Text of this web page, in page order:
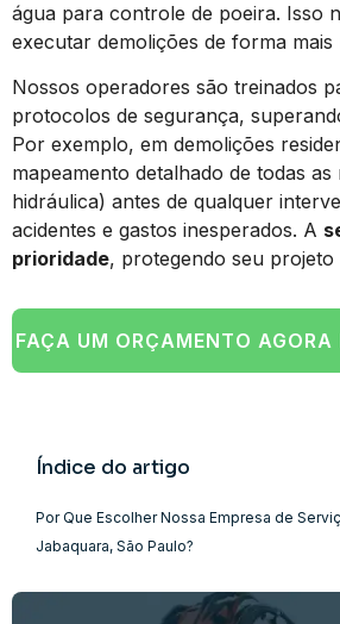
água para controle de poeira. Isso
executar demolições de forma mais
Nossos operadores são treinados
protocolos de segurança,
Por exemplo, em demolições
mapeamento detalhado de todas as
hidráulica) antes de qualquer
acidentes e gastos inesperados. A
prioridade, protegendo seu projeto
FAÇA UM ORÇAMENTO AGORA
Índice do artigo
Por Que Escolher Nossa Empresa de
Jabaquara, São Paulo?